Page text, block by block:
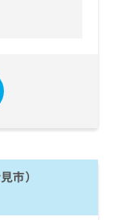
市）